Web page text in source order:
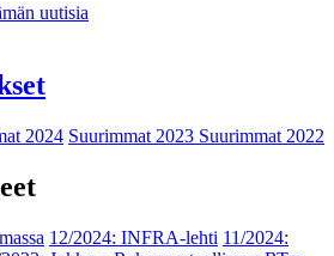
uutisia
2024 Suurimmat 2023 Suurimmat 2022
12/2024: INFRA-lehti 11/2024: